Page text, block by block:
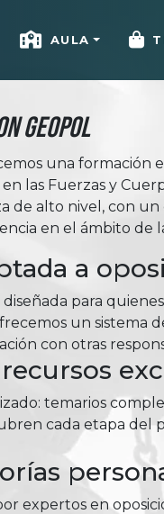
AULA
Geopol
una formación
las Fuerzas y
de alto nivel, con
en el ámbito de
a
para
un
con otras
temarios
cada etapa del
expertos en